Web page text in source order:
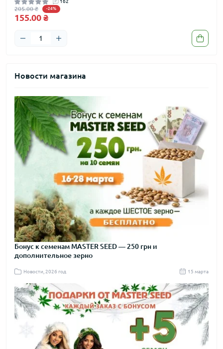
162
205.00 ₴ -24%
155.00 ₴
Новости магазина
Бонус к семенам MASTER SEED — 250 грн и
дополнительное зерно
Новости, 2026 год 15 марта